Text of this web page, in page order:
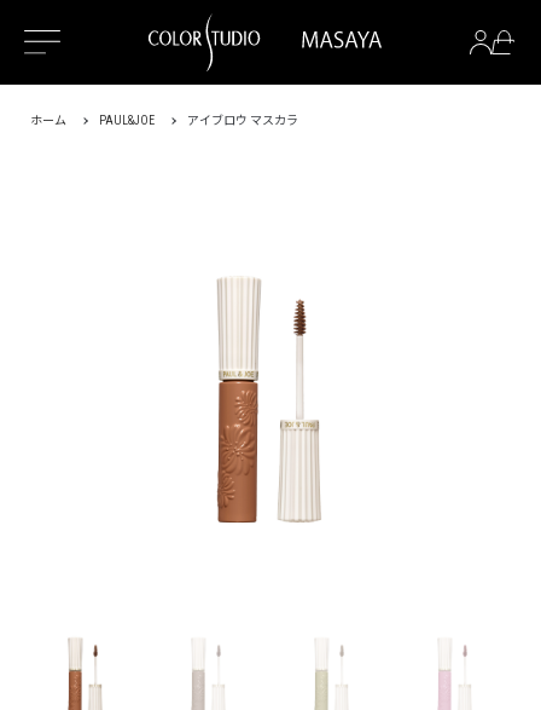
ホーム PAUL&JOE アイブロウ マスカラ